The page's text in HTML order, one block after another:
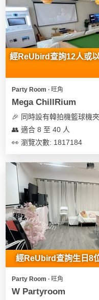
Party
Room
到
會
特
色
蛋
糕
花
束
及
花
藝
禮
品
訂
活
動
類
型
Party
朋
友
聚
會
慶
祝
生
日
拍
拖
業/
公
動
攻
略
活
動
攻
略
員
會
員
需
知
社
交
軟
經ReUbird查詢12人或
Party Room ∙ 旺角
Mega ChillRium
🎉 同時設有韓拍機籃球機
👥 適合 8 至 40 人
👀 瀏覽次數: 1817184
經ReUbird查詢生日8
Party Room ∙ 旺角
W Partyroom